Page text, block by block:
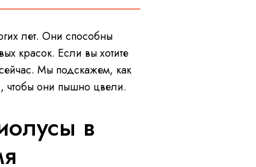
лет. Они способны
красок. Если вы хотите
Мы подскажем, как
чтобы они пышно цвели.
в